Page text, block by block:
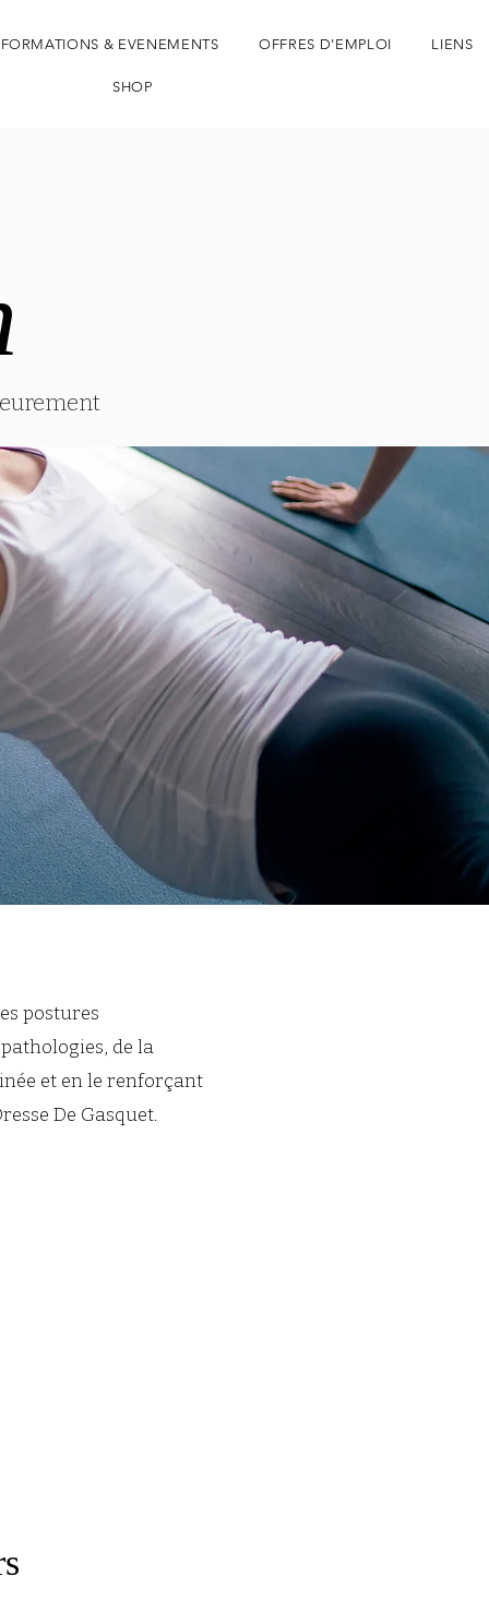
FORMATIONS & EVENEMENTS OFFRES D'EMPLOI LIENS
SHOP
postures
de la
et en le renforçant
De Gasquet.